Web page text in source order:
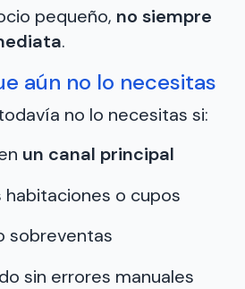
pequeño, no siempre
.
aún no lo necesitas
no lo necesitas si:
un canal principal
habitaciones o cupos
sobreventas
sin errores manuales